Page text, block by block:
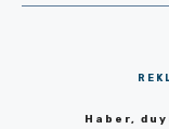
Haber,